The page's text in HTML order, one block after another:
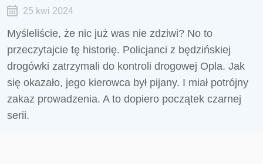
25 kwi 2024
Myśleliście, że nic już was nie zdziwi? No to
przeczytajcie tę historię. Policjanci z będzińskiej
drogówki zatrzymali do kontroli drogowej Opla. Jak
się okazało, jego kierowca był pijany. I miał potrójny
zakaz prowadzenia. A to dopiero początek czarnej
serii.